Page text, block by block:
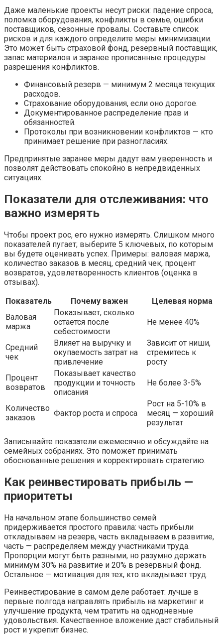
Даже маленькие проекты несут риски: падение спроса,
поломка оборудования, конфликты в семье, ошибки
поставщиков, сезонные провалы. Составьте список
рисков и для каждого определите меры минимизации.
Это может быть страховой фонд, резервный поставщик,
запас материалов и заранее прописанные процедуры
разрешения конфликтов.
Финансовый резерв — минимум 2 месяца текущих
расходов.
Страхование оборудования, если оно дорогое.
Документированное распределение прав и
обязанностей.
Протоколы при возникновении конфликтов — кто
принимает решение при разногласиях.
Предпринятые заранее меры дадут вам уверенность и
позволят действовать спокойно в непредвиденных
ситуациях.
Показатели для отслеживания: что
важно измерять
Чтобы проект рос, его нужно измерять. Слишком много
показателей пугает; выберите 5 ключевых, по которым
вы будете оценивать успех. Примеры: валовая маржа,
количество заказов в месяц, средний чек, процент
возвратов, удовлетворенность клиентов (оценка в
отзывах).
Показатель
Почему важен
Целевая норма
Валовая
маржа
Показывает, сколько
остается после
себестоимости
Не менее 40%
Средний
чек
Влияет на выручку и
окупаемость затрат на
привлечение
Зависит от ниши,
стремитесь к
росту
Процент
возвратов
Показывает качество
продукции и точность
описания
Не более 3-5%
Количество
заказов
Фактор роста и спроса
Рост на 5-10% в
месяц — хороший
результат
Записывайте показатели ежемесячно и обсуждайте на
семейных собраниях. Это поможет принимать
обоснованные решения и корректировать стратегию.
Как реинвестировать прибыль —
приоритеты
На начальном этапе большинство семей
придерживается простого правила: часть прибыли
откладываем на резерв, часть вкладываем в развитие,
часть — распределяем между участниками труда.
Пропорции могут быть разными, но разумно держать
минимум 30% на развитие и 20% в резервный фонд.
Остальное — мотивация для тех, кто вкладывает труд.
Реинвестирование в самом деле работает: лучше в
первые полгода направлять прибыль на маркетинг и
улучшение продукта, чем тратить на однодневные
удовольствия. Качественное вложение даст стабильный
рост и укрепит бизнес.